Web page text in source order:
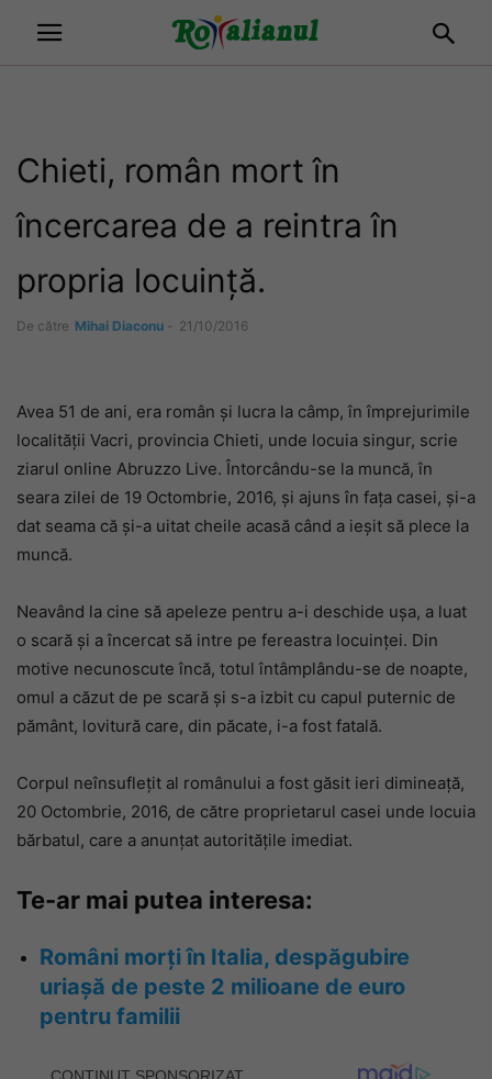
Chieti, român mort în
încercarea de a reintra în
propria locuință.
De către Mihai Diaconu - 21/10/2016
Avea 51 de ani, era român și lucra la câmp, în împrejurimile
localității Vacri, provincia Chieti, unde locuia singur, scrie
ziarul online Abruzzo Live. Întorcându-se la muncă, în
seara zilei de 19 Octombrie, 2016, și ajuns în fața casei, și-a
dat seama că și-a uitat cheile acasă când a ieșit să plece la
muncă.
Neavând la cine să apeleze pentru a-i deschide ușa, a luat
o scară și a încercat să intre pe fereastra locuinței. Din
motive necunoscute încă, totul întâmplându-se de noapte,
omul a căzut de pe scară și s-a izbit cu capul puternic de
pământ, lovitură care, din păcate, i-a fost fatală.
Corpul neînsuflețit al românului a fost găsit ieri dimineață,
20 Octombrie, 2016, de către proprietarul casei unde locuia
bărbatul, care a anunțat autoritățile imediat.
Te-ar mai putea interesa:
Români morți în Italia, despăgubire
uriașă de peste 2 milioane de euro
pentru familii